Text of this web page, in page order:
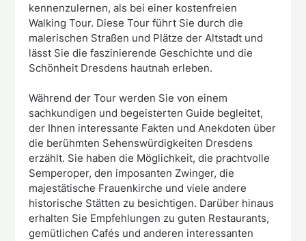
kennenzulernen, als bei einer kostenfreien
Walking Tour. Diese Tour führt Sie durch die
malerischen Straßen und Plätze der Altstadt und
lässt Sie die faszinierende Geschichte und die
Schönheit Dresdens hautnah erleben.
Während der Tour werden Sie von einem
sachkundigen und begeisterten Guide begleitet,
der Ihnen interessante Fakten und Anekdoten über
die berühmten Sehenswürdigkeiten Dresdens
erzählt. Sie haben die Möglichkeit, die prachtvolle
Semperoper, den imposanten Zwinger, die
majestätische Frauenkirche und viele andere
historische Stätten zu besichtigen. Darüber hinaus
erhalten Sie Empfehlungen zu guten Restaurants,
gemütlichen Cafés und anderen interessanten